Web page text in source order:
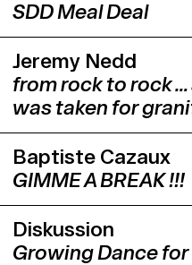
SDD Meal Deal
Jeremy Nedd
from rock to rock
was taken for
Baptiste Cazaux
GIMME A BREAK !!!
Diskussion
Growing Dance